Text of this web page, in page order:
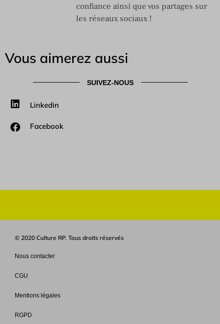
confiance ainsi que vos partages sur
les réseaux sociaux !
Vous aimerez aussi
SUIVEZ-NOUS
Linkedin
Facebook
© 2020 Culture RP. Tous droits réservés
Nous contacter
CGU
Mentions légales
RGPD